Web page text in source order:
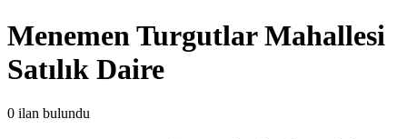
Menemen Turgutlar Mahallesi
Satılık Daire
0 ilan bulundu